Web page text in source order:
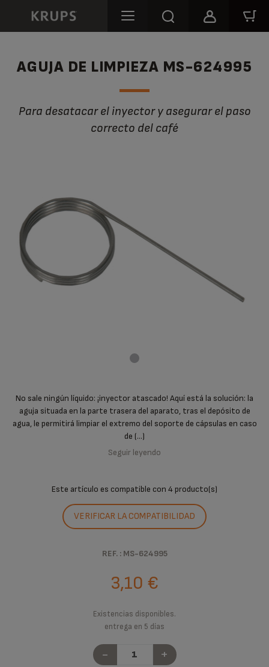
AGUJA DE LIMPIEZA MS-624995
Para desatacar el inyector y asegurar el paso
correcto del café
No sale ningún líquido: ¡inyector atascado! Aquí está la solución: la
aguja situada en la parte trasera del aparato, tras el depósito de
agua, le permitirá limpiar el extremo del soporte de cápsulas en caso
de (...)
Seguir leyendo
Este artículo es compatible con 4 producto(s)
VERIFICAR LA COMPATIBILIDAD
REF. : MS-624995
3,10 €
Existencias disponibles.
entrega en 5 días
- +